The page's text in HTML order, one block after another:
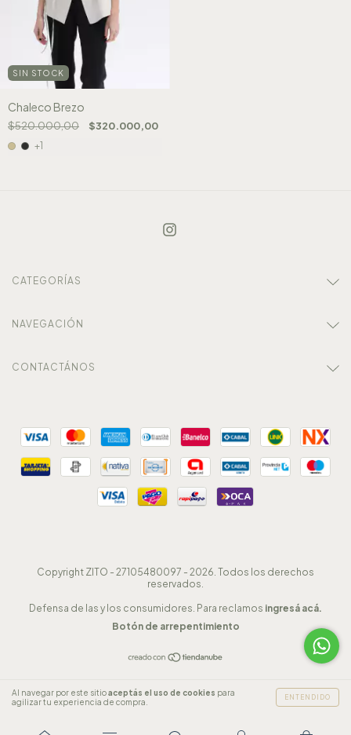
Al navegar por este sitioaceptás el uso de cookies para
agilizar tu experiencia de compra.
ENTENDIDO
SIN STOCK
Chaleco Brezo
$520.000,00 $320.000,00
+1
CATEGORÍAS
NAVEGACIÓN
CONTACTÁNOS
Copyright ZITO - 27105480097 - 2026. Todos los derechos
reservados.
Defensa de las y los consumidores. Para reclamos ingresá acá.
Botón de arrepentimiento